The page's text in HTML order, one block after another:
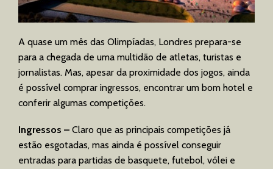
A quase um mês das Olimpíadas, Londres prepara-se
para a chegada de uma multidão de atletas, turistas e
jornalistas. Mas, apesar da proximidade dos jogos, ainda
é possível comprar ingressos, encontrar um bom hotel e
conferir algumas competições.
Ingressos – Claro que as principais competições já
estão esgotadas, mas ainda é possível conseguir
entradas para partidas de basquete, futebol, vôlei e